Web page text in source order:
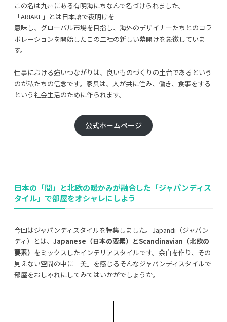
この名は九州にある有明海にちなんで名づけられました。
「ARIAKE」とは日本語で夜明けを
意味し、グローバル市場を目指し、海外のデザイナーたちとのコラ
ボレーションを開始したこの二社の新しい幕開けを象徴していま
す。
仕事における強いつながりは、良いものづくりの土台であるという
のが私たちの信念です。家具は、人が共に住み、働き、食事をする
という社会生活のために作られます。
公式ホームページ
日本の「間」と北欧の暖かみが融合した「ジャパンディス
タイル」で部屋をオシャレにしよう
今回はジャパンディスタイルを特集しました。Japandi（ジャパン
ディ）とは、 Japanese（日本の要素）とScandinavian（北欧の
要素） をミックスしたインテリアスタイルです。余白を作り、その
見えない空間の中に「美」を感じるそんなジャパンディスタイルで
部屋をおしゃれにしてみてはいかがでしょうか。